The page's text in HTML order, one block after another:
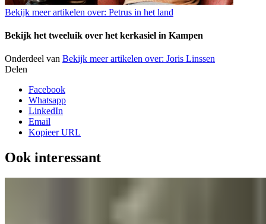
Bekijk meer artikelen over: Petrus in het land
Bekijk het tweeluik over het kerkasiel in Kampen
Onderdeel van Bekijk meer artikelen over: Joris Linssen
Delen
Facebook
Whatsapp
LinkedIn
Email
Kopieer URL
Ook interessant